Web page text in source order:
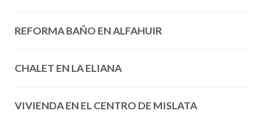
REFORMA BAÑO EN ALFAHUIR
CHALET EN LA ELIANA
VIVIENDA EN EL CENTRO DE MISLATA